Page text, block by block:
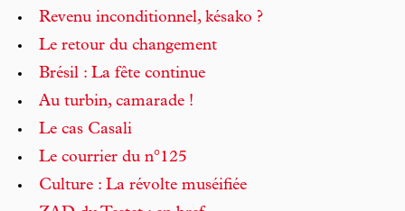
Revenu inconditionnel, késako ?
Le retour du changement
Brésil : La fête continue
Au turbin, camarade !
Le cas Casali
Le courrier du n°125
Culture : La révolte muséifiée